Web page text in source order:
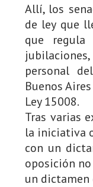
Allí, los
de ley que
que
personal
Buenos
Ley 15008.
Tras varias
la iniciativa
con un
oposición
un dictamen